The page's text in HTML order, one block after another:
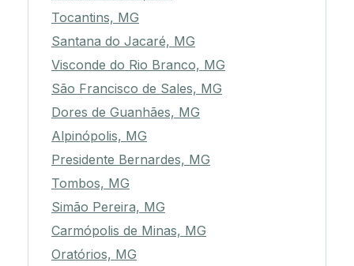
Tocantins, MG
Santana do Jacaré, MG
Visconde do Rio Branco, MG
São Francisco de Sales, MG
Dores de Guanhães, MG
Alpinópolis, MG
Presidente Bernardes, MG
Tombos, MG
Simão Pereira, MG
Carmópolis de Minas, MG
Oratórios, MG